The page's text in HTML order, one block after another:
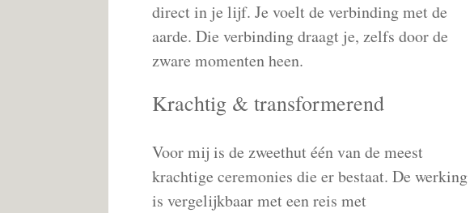
direct in je lijf. Je voelt de verbinding met de
aarde. Die verbinding draagt je, zelfs door de
zware momenten heen.
Krachtig & transformerend
Voor mij is de zweethut één van de meest
krachtige ceremonies die er bestaat. De werking
is vergelijkbaar met een reis met